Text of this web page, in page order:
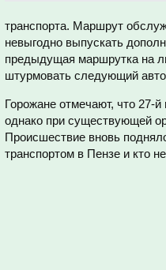
транспорта. Маршрут
невыгодно выпускать
предыдущая маршрутка на
штурмовать следующий
Горожане отмечают, что 27-
однако при существующей
Происшествие вновь
транспортом в Пензе и кто